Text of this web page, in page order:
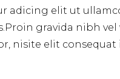
adicing elit ut
gravida nibh
nisite elit